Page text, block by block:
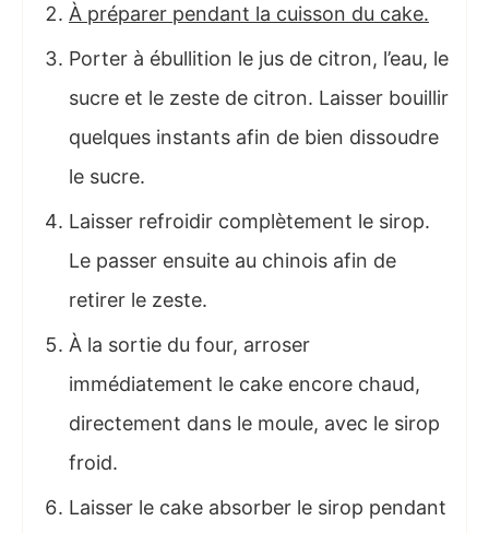
À préparer pendant la cuisson du cake.
Porter à ébullition le jus de citron, l’eau, le
sucre et le zeste de citron. Laisser bouillir
quelques instants afin de bien dissoudre
le sucre.
Laisser refroidir complètement le sirop.
Le passer ensuite au chinois afin de
retirer le zeste.
À la sortie du four, arroser
immédiatement le cake encore chaud,
directement dans le moule, avec le sirop
froid.
Laisser le cake absorber le sirop pendant